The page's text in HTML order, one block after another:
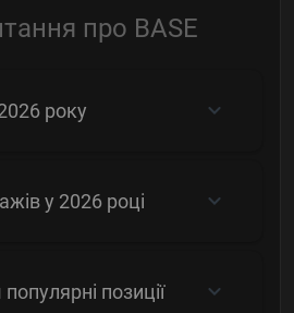
про BASE
року
у 2026 році
позиції